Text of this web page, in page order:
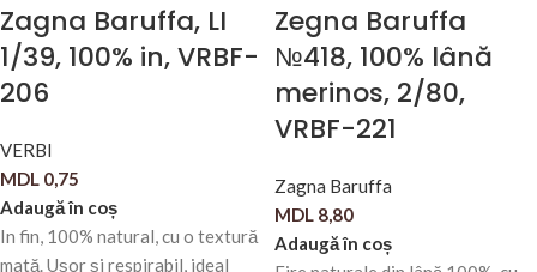
Zagna Baruffa, LI
1/39, 100% in, VRBF-
206
VERBI
MDL 0,75
Adaugă în coș
In fin, 100% natural, cu o textură
mată. Ușor și respirabil, ideal
Zegna Baruffa
№418, 100% lână
merinos, 2/80,
VRBF-221
Zagna Baruffa
MDL 8,80
Adaugă în coș